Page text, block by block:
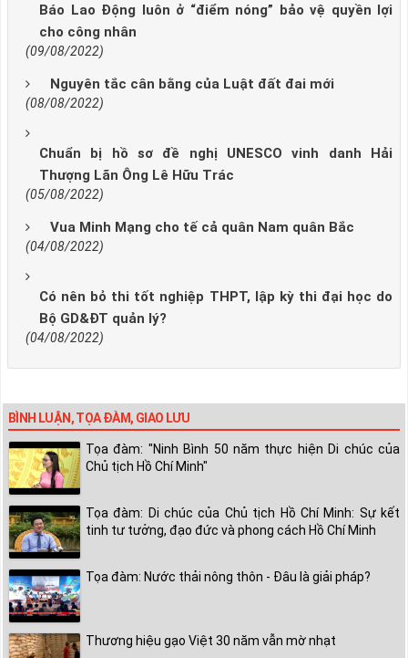
Báo Lao Động luôn ở “điểm nóng” bảo vệ quyền lợi
cho công nhân
(09/08/2022)
Nguyên tắc cân bằng của Luật đất đai mới
(08/08/2022)
Chuẩn bị hồ sơ đề nghị UNESCO vinh danh Hải
Thượng Lãn Ông Lê Hữu Trác
(05/08/2022)
Vua Minh Mạng cho tế cả quân Nam quân Bắc
(04/08/2022)
Có nên bỏ thi tốt nghiệp THPT, lập kỳ thi đại học do
Bộ GD&ĐT quản lý?
(04/08/2022)
BÌNH LUẬN, TỌA ĐÀM, GIAO LƯU
Tọa đàm: "Ninh Bình 50 năm thực hiện Di chúc của
Chủ tịch Hồ Chí Minh"
Tọa đàm: Di chúc của Chủ tịch Hồ Chí Minh: Sự kết
tinh tư tưởng, đạo đức và phong cách Hồ Chí Minh
Tọa đàm: Nước thải nông thôn - Đâu là giải pháp?
Thương hiệu gạo Việt 30 năm vẫn mờ nhạt